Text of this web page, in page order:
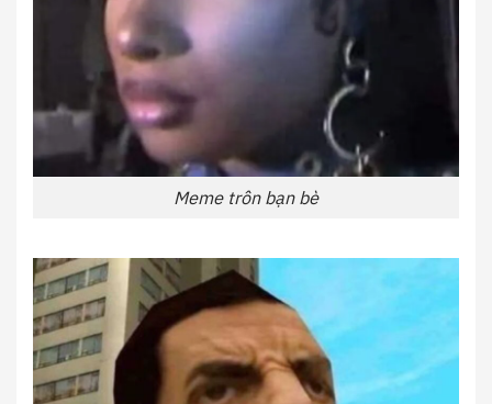
Meme trôn bạn bè